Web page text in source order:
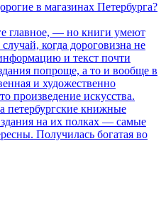
в магазинах Петербурга?
главное, — но книги умеют
когда дороговизна не
и текст почти
попроще, а то и вообще в
и художественно
произведение искусства.
петербургские книжные
на их полках — самые
Получилась богатая во